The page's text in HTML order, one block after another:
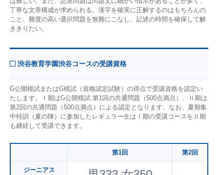
丁寧な文章構成が求められる。漢字を確実に正解するのはもちろんの
こと、難度の高い選択問題を無難にこなし、記述の時間を確保して解
ききりたい。
渋谷教育学園渋谷コースの受講資格
G公開模試またはG模試（資格認定試験）の得点で受講資格を認定い
たします。Ⅰ期はG公開模試 第1回の共通問題（500点満点）、Ⅱ期は
第2回の共通問題（500点満点）による認定となります。なお、夏期集
中特訓（夏の陣）に参加したレギュラー生はⅠ期の受講コースをⅡ期
も継続して受講できます。
第1回 第2回
ジーニアス